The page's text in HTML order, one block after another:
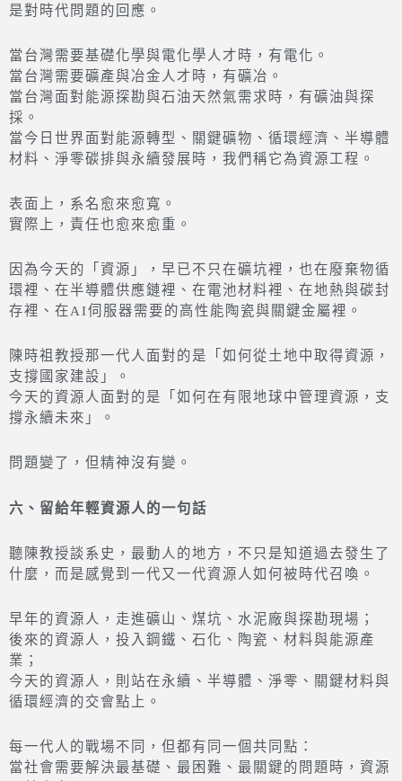
是對時代問題的回應。
當台灣需要基礎化學與電化學人才時，有電化。
當台灣需要礦產與冶金人才時，有礦冶。
當台灣面對能源探勘與石油天然氣需求時，有礦油與探
採。
當今日世界面對能源轉型、關鍵礦物、循環經濟、半導體
材料、淨零碳排與永續發展時，我們稱它為資源工程。
表面上，系名愈來愈寬。
實際上，責任也愈來愈重。
因為今天的「資源」，早已不只在礦坑裡，也在廢棄物循
環裡、在半導體供應鏈裡、在電池材料裡、在地熱與碳封
存裡、在AI伺服器需要的高性能陶瓷與關鍵金屬裡。
陳時祖教授那一代人面對的是「如何從土地中取得資源，
支撐國家建設」。
今天的資源人面對的是「如何在有限地球中管理資源，支
撐永續未來」。
問題變了，但精神沒有變。
六、留給年輕資源人的一句話
聽陳教授談系史，最動人的地方，不只是知道過去發生了
什麼，而是感覺到一代又一代資源人如何被時代召喚。
早年的資源人，走進礦山、煤坑、水泥廠與探勘現場；
後來的資源人，投入鋼鐵、石化、陶瓷、材料與能源產
業；
今天的資源人，則站在永續、半導體、淨零、關鍵材料與
循環經濟的交會點上。
每一代人的戰場不同，但都有同一個共同點：
當社會需要解決最基礎、最困難、最關鍵的問題時，資源